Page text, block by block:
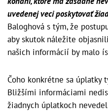
uvedenej veci poskytovať
Baloghová s tým, že
aby skutok náležite
našich informácií by malo
Čoho konkrétne sa úplatky
Bližšími informáciami
žiadnych úplatkoch